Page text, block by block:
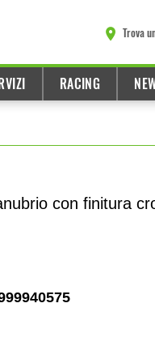
Trova
RACING
con finitura